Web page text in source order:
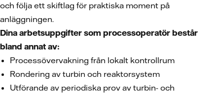
och följa ett skiftlag för praktiska moment på
anläggningen.
Dina arbetsuppgifter som processoperatör består
bland annat av:
Processövervakning från lokalt kontrollrum
Rondering av turbin och reaktorsystem
Utförande av periodiska prov av turbin- och